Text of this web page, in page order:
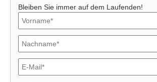
Bleiben Sie immer auf dem Laufenden!